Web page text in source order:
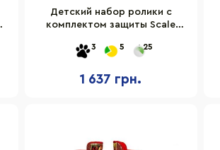
Детский набор ролики с
комплектом защиты Scale
29-33 защита, шлем
3 5 25
1 637 грн.